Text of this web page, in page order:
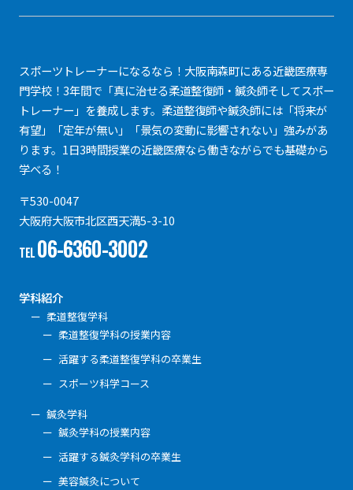
スポーツトレーナーになるなら！大阪南森町にある近畿医療専
門学校！3年間で「真に治せる柔道整復師・鍼灸師そしてスポー
トレーナー」を養成します。柔道整復師や鍼灸師には「将来が
有望」「定年が無い」「景気の変動に影響されない」強みがあ
ります。1日3時間授業の近畿医療なら働きながらでも基礎から
学べる！
〒530-0047
大阪府大阪市北区西天満5-3-10
TEL06-6360-3002
学科紹介
柔道整復学科
柔道整復学科の授業内容
活躍する柔道整復学科の卒業生
スポーツ科学コース
鍼灸学科
鍼灸学科の授業内容
活躍する鍼灸学科の卒業生
美容鍼灸について